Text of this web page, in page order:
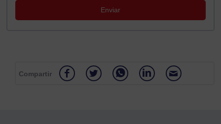
Compartir